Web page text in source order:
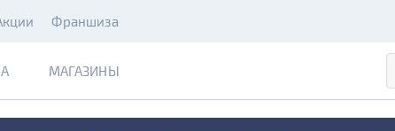
Франшиза
МАГАЗИНЫ